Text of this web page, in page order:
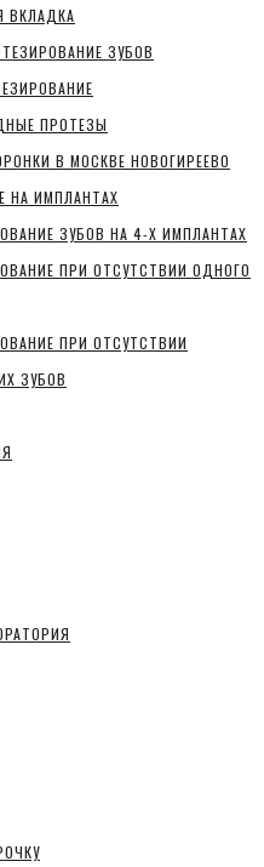
ВКЛАДКА
ЗУБОВ
ПРОТЕЗЫ
В МОСКВЕ НОВОГИРЕЕВО
НА ИМПЛАНТАХ
ЗУБОВ НА 4-Х ИМПЛАНТАХ
ПРИ ОТСУТСТВИИ ОДНОГО
ПРИ ОТСУТСТВИИ
ЗУБОВ